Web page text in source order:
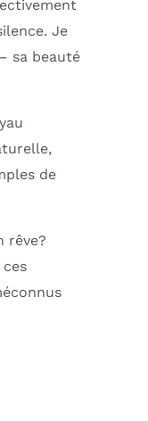
Je
sa beauté
de
rêve?